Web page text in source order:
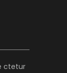
ctetur